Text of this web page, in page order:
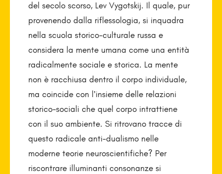
del secolo scorso, Lev Vygotskij. Il quale, pur
provenendo dalla riflessologia, si inquadra
nella scuola storico-culturale russa e
considera la mente umana come una entità
radicalmente sociale e storica. La mente
non è racchiusa dentro il corpo individuale,
ma coincide con l’insieme delle relazioni
storico-sociali che quel corpo intrattiene
con il suo ambiente. Si ritrovano tracce di
questo radicale anti-dualismo nelle
moderne teorie neuroscientifiche? Per
riscontrare illuminanti consonanze si